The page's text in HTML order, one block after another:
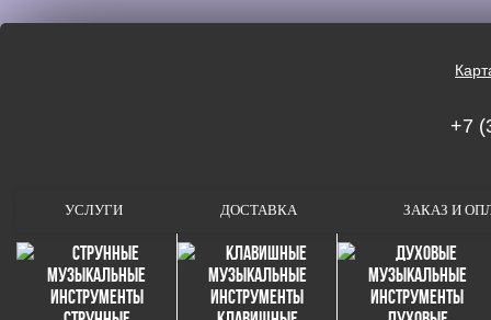
+7
УСЛУГИ ДОСТАВКА ЗАКАЗ И